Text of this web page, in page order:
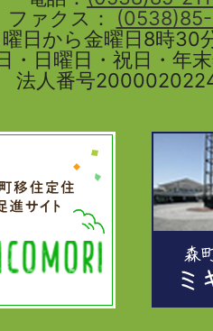
ファクス：
日から金曜日8時30
・日曜日・祝日・年
法人番号